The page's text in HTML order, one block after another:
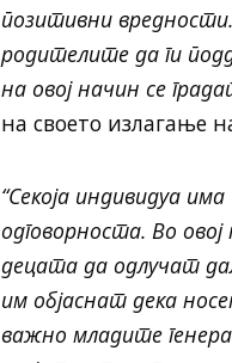
позитивни
родителите да ги
на овој начин се
на своето излагање
“Секоја индивидуа
одговорноста. Во
децата да одлучат
им објаснат дека
важно младите